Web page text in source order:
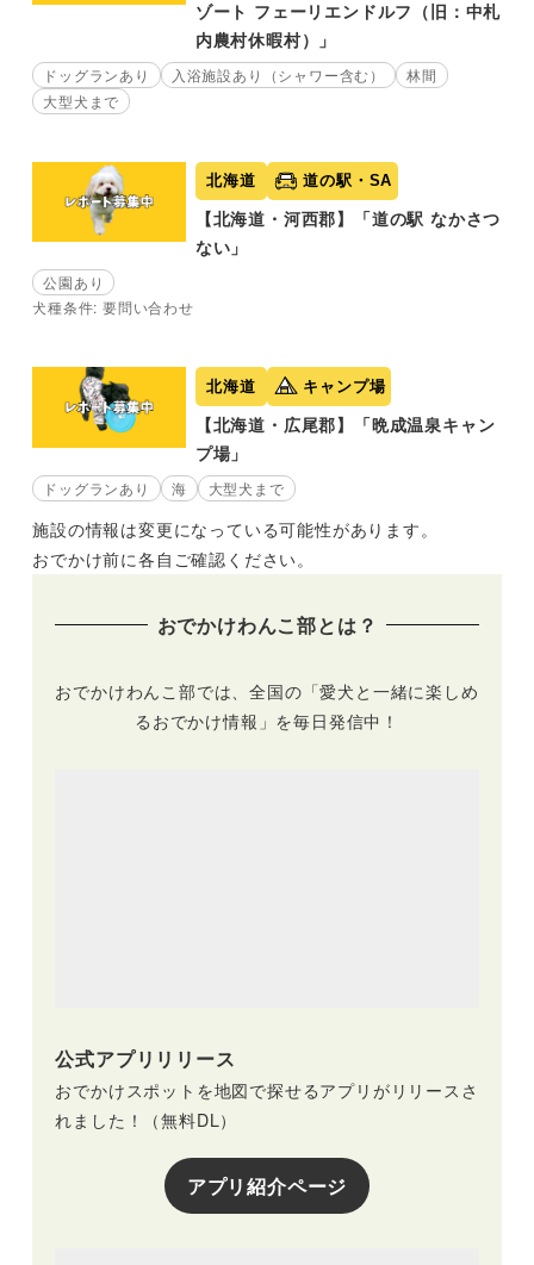
ゾート フェーリエンドルフ（旧：中札
内農村休暇村）」
ドッグランあり 入浴施設あり（シャワー含む）
林間
大型犬まで
北海道 道の駅・SA
【北海道・河西郡】「道の駅 なかさつ
ない」
公園あり
犬種条件: 要問い合わせ
北海道 キャンプ場
【北海道・広尾郡】「晩成温泉キャン
プ場」
ドッグランあり 海 大型犬まで
施設の情報は変更になっている可能性があります。
おでかけ前に各自ご確認ください。
おでかけわんこ部とは？
おでかけわんこ部では、全国の「愛犬と一緒に楽しめ
るおでかけ情報」を毎日発信中！
公式アプリリリース
おでかけスポットを地図で探せるアプリがリリースさ
れました！（無料DL）
アプリ紹介ページ